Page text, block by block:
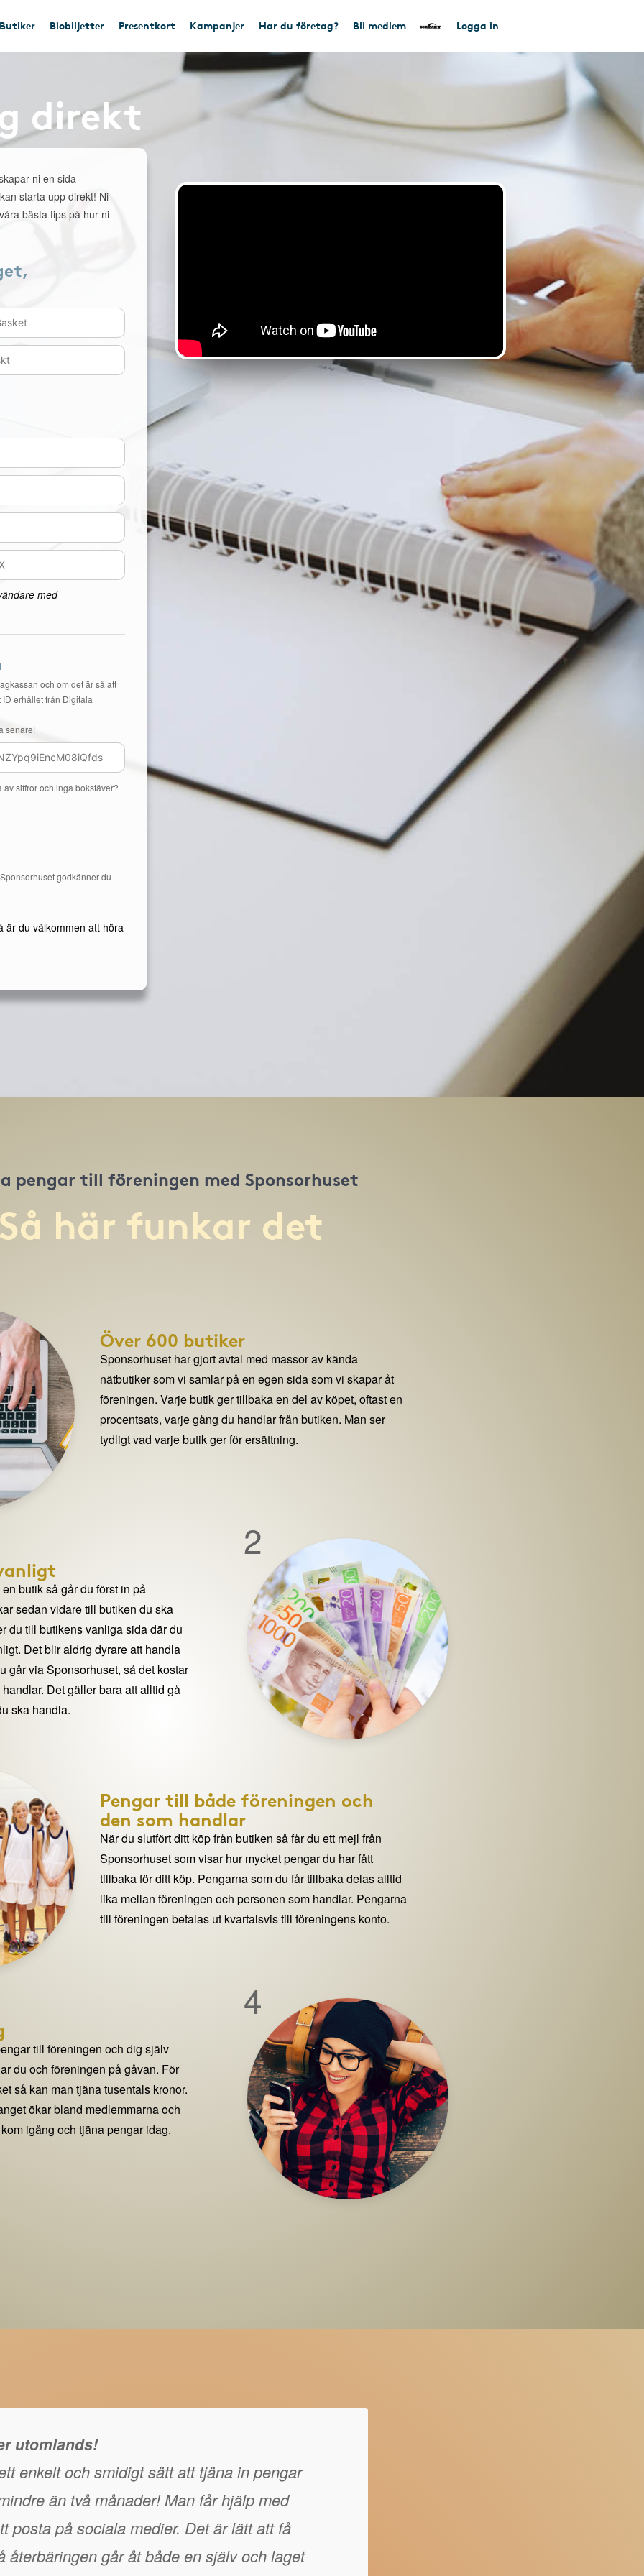
Butiker Biobiljetter Presentkort Kampanjer Har du företag? Bli medlem Logga in
direkt
ni en sida
starta upp direkt! Ni
bästa tips på hur ni
med
och om det är så att
erhållet från Digitala
senare!
siffror och inga bokstäver?
godkänner du
är du välkommen att höra
pengar till föreningen med Sponsorhuset
här funkar det
Över 600 butiker
Sponsorhuset har gjort avtal med massor av kända
nätbutiker som vi samlar på en egen sida som vi skapar åt
föreningen. Varje butik ger tillbaka en del av köpet, oftast en
procentsats, varje gång du handlar från butiken. Man ser
tydligt vad varje butik ger för ersättning.
2
butik så går du först in på
sedan vidare till butiken du ska
du till butikens vanliga sida där du
Det blir aldrig dyrare att handla
går via Sponsorhuset, så det kostar
Det gäller bara att alltid gå
ska handla.
Pengar till både föreningen och
den som handlar
När du slutfört ditt köp från butiken så får du ett mejl från
Sponsorhuset som visar hur mycket pengar du har fått
tillbaka för ditt köp. Pengarna som du får tillbaka delas alltid
lika mellan föreningen och personen som handlar. Pengarna
till föreningen betalas ut kvartalsvis till föreningens konto.
4
till föreningen och dig själv
du och föreningen på gåvan. För
så kan man tjäna tusentals kronor.
ökar bland medlemmarna och
igång och tjäna pengar idag.
utomlands!
enkelt och smidigt sätt att tjäna in pengar
än två månader! Man får hjälp med
posta på sociala medier. Det är lätt att få
återbäringen går åt både en själv och laget